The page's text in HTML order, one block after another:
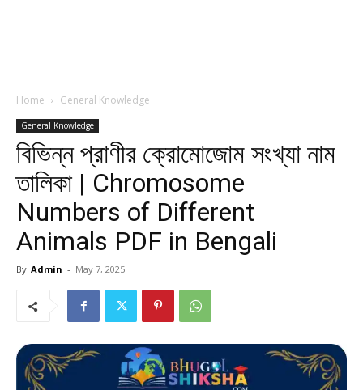
Home General Knowledge
General Knowledge
বিভিন্ন প্রাণীর ক্রোমোজোম সংখ্যা নাম
তালিকা | Chromosome
Numbers of Different
Animals PDF in Bengali
By Admin - May 7, 2025